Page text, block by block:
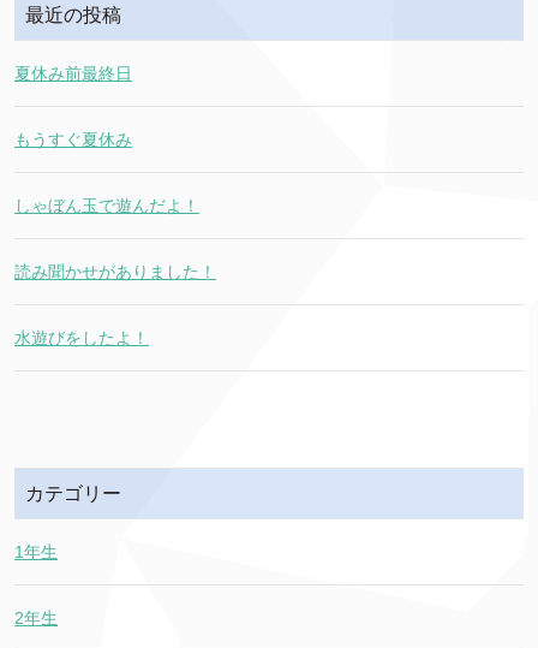
最近の投稿
夏休み前最終日
もうすぐ夏休み
しゃぼん玉で遊んだよ！
読み聞かせがありました！
水遊びをしたよ！
カテゴリー
1年生
2年生